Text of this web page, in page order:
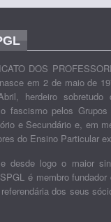
DOS
em 2 de maio de
herdeiro sobretudo
fascismo pelos
e Secundário e, em
do Ensino Particular
desde logo o maior
é membro
dos seus